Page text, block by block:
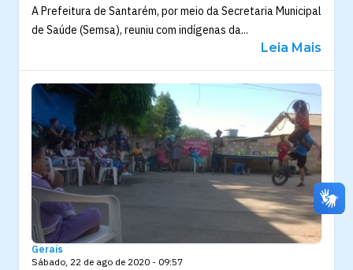
A Prefeitura de Santarém, por meio da Secretaria Municipal
de Saúde (Semsa), reuniu com indígenas da...
Leia Mais
Gerais
Sábado, 22 de ago de 2020 - 09:57